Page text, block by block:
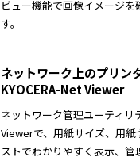
ビュー機能で画像イメージを
す。
ネットワーク上のプリン
KYOCERA-Net Viewer
ネットワーク管理ユーティリ
Viewerで、用紙サイズ、用紙
ストでわかりやすく表示、管